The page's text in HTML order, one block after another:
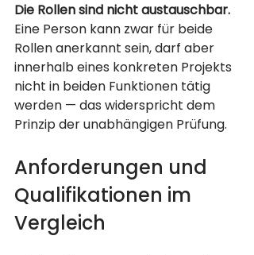
Die Rollen sind nicht austauschbar.
Eine Person kann zwar für beide
Rollen anerkannt sein, darf aber
innerhalb eines konkreten Projekts
nicht in beiden Funktionen tätig
werden — das widerspricht dem
Prinzip der unabhängigen Prüfung.
Anforderungen und
Qualifikationen im
Vergleich